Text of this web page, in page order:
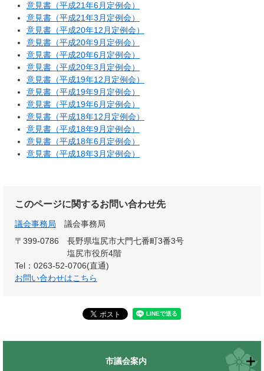
意見書（平成21年6月定例会）
意見書（平成21年3月定例会）
意見書（平成20年12月定例会）
意見書（平成20年9月定例会）
意見書（平成20年6月定例会）
意見書（平成20年3月定例会）
意見書（平成19年12月定例会）
意見書（平成19年9月定例会）
意見書（平成19年6月定例会）
意見書（平成18年12月定例会）
意見書（平成18年9月定例会）
意見書（平成18年6月定例会）
意見書（平成18年3月定例会）
このページに関するお問い合わせ先
議会事務局
議会事務局
〒399-0786
長野県塩尻市大門七番町3番3号
塩尻市役所4階
Tel：0263-52-0706(直通)
お問い合わせはこちら
市議会案内